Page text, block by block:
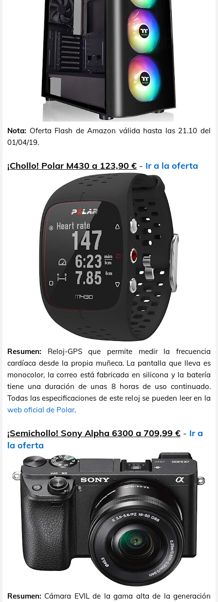
Nota: Oferta Flash de Amazon válida hasta las 21.10 del
01/04/19.
¡Chollo! Polar M430 a 123,90 € - Ir a la oferta
Resumen: Reloj-GPS que permite medir la frecuencia
cardíaca desde la propia muñeca. La pantalla que lleva es
monocolor, la correo está fabricada en silicona y la batería
tiene una duración de unas 8 horas de uso continuado.
Todas las especificaciones de este reloj se pueden leer en la
web oficial de Polar.
¡Semichollo! Sony Alpha 6300 a 709,99 € - Ir a
la oferta
Resumen: Cámara EVIL de la gama alta de la generación